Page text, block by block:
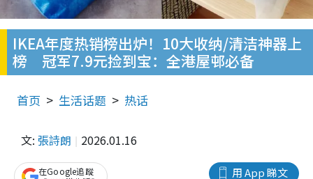
IKEA年度热销榜出炉！10大收纳/清洁神器上
榜 冠军7.9元捡到宝：全港屋邨必备
首页 生活话题 热话
文: 張詩朗 2026.01.16
用 App 睇文
在Google追蹤